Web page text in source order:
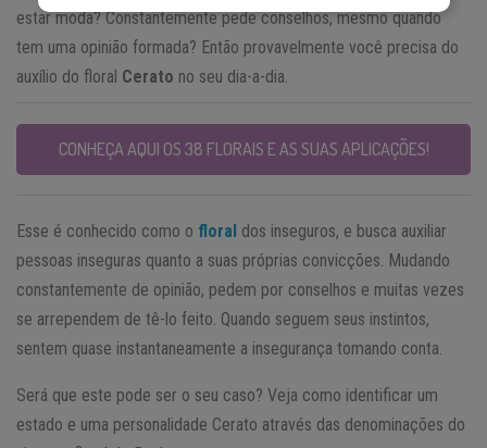
estar moda? Constantemente pede conselhos, mesmo quando
tem uma opinião formada? Então provavelmente você precisa do
auxílio do floral Cerato no seu dia-a-dia.
CONHEÇA AQUI OS 38 FLORAIS E AS SUAS APLICAÇÕES!
Esse é conhecido como o floral dos inseguros, e busca auxiliar
pessoas inseguras quanto a suas próprias convicções. Mudando
constantemente de opinião, pedem por conselhos e muitas vezes
se arrependem de tê-lo feito. Quando seguem seus instintos,
sentem quase instantaneamente a insegurança tomando conta.
Será que este pode ser o seu caso? Veja como identificar um
estado e uma personalidade Cerato através das denominações do